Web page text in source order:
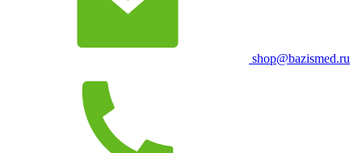
shop@bazismed.ru